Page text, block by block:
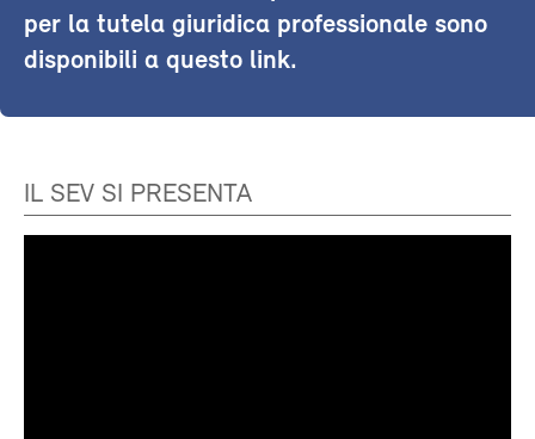
per la tutela giuridica professionale sono
disponibili a questo link.
IL SEV SI PRESENTA